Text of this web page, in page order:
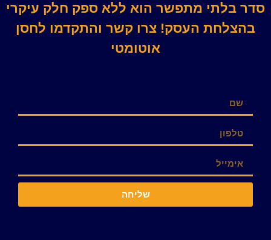
סדר בלתי מתפשר הוא ללא ספק חלק עיקרי
בהצלחת העסק! צרו קשר והתקדמו לחסן
אוטומטי
שליחה